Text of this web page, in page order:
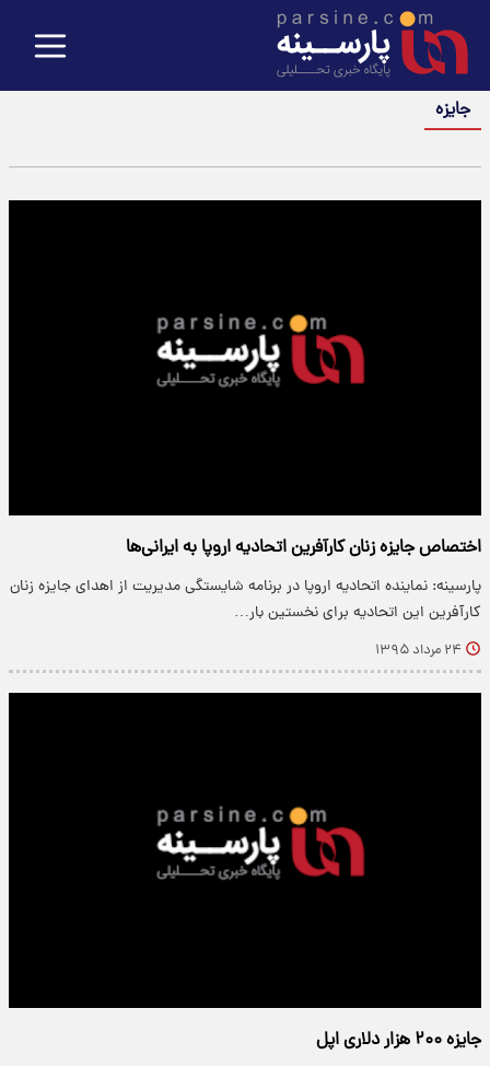
جایزه
اختصاص جایزه زنان کارآفرین اتحادیه اروپا به ایرانی‌ها
پارسینه: نماینده اتحادیه اروپا در برنامه شایستگی مدیریت از اهدای جایزه زنان
کارآفرین این اتحادیه برای نخستین بار…
۲۴ مرداد ۱۳۹۵
جایزه ۲۰۰ هزار دلاری اپل